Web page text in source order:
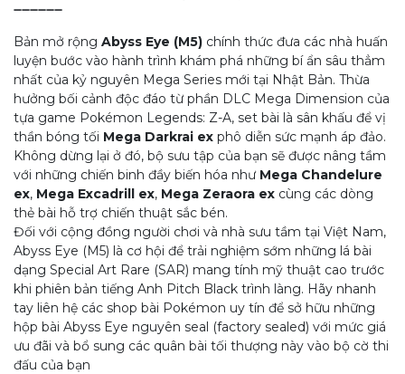
Bản mở rộng Abyss Eye (M5) chính thức đưa các nhà huấn
luyện bước vào hành trình khám phá những bí ẩn sâu thẳm
nhất của kỷ nguyên Mega Series mới tại Nhật Bản. Thừa
hưởng bối cảnh độc đáo từ phần DLC Mega Dimension của
tựa game Pokémon Legends: Z-A, set bài là sân khấu để vị
thần bóng tối Mega Darkrai ex phô diễn sức mạnh áp đảo.
Không dừng lại ở đó, bộ sưu tập của bạn sẽ được nâng tầm
với những chiến binh đầy biến hóa như Mega Chandelure
ex, Mega Excadrill ex, Mega Zeraora ex cùng các dòng
thẻ bài hỗ trợ chiến thuật sắc bén.
Đối với cộng đồng người chơi và nhà sưu tầm tại Việt Nam,
Abyss Eye (M5) là cơ hội để trải nghiệm sớm những lá bài
dạng Special Art Rare (SAR) mang tính mỹ thuật cao trước
khi phiên bản tiếng Anh Pitch Black trình làng. Hãy nhanh
tay liên hệ các shop bài Pokémon uy tín để sở hữu những
hộp bài Abyss Eye nguyên seal (factory sealed) với mức giá
ưu đãi và bổ sung các quân bài tối thượng này vào bộ cờ thi
đấu của bạn